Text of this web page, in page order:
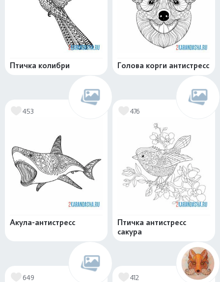
Птичка колибри Голова корги антистресс
453
Акула-антистресс
476
Птичка антистресс
сакура
649 412